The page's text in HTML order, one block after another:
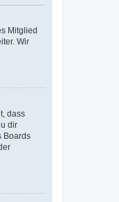
Mitglied
Wir
dass
dir
Boards